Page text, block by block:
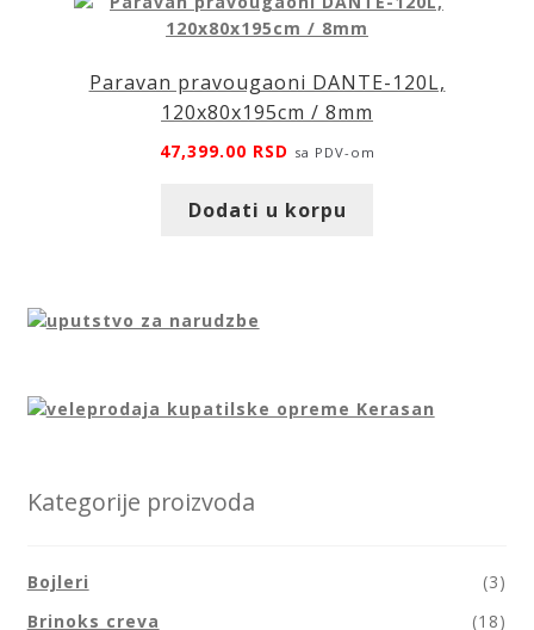
Paravan pravougaoni DANTE-120L,
120x80x195cm / 8mm
47,399.00 RSD sa PDV-om
Dodati u korpu
Kategorije proizvoda
Bojleri
(3)
Brinoks creva
(18)